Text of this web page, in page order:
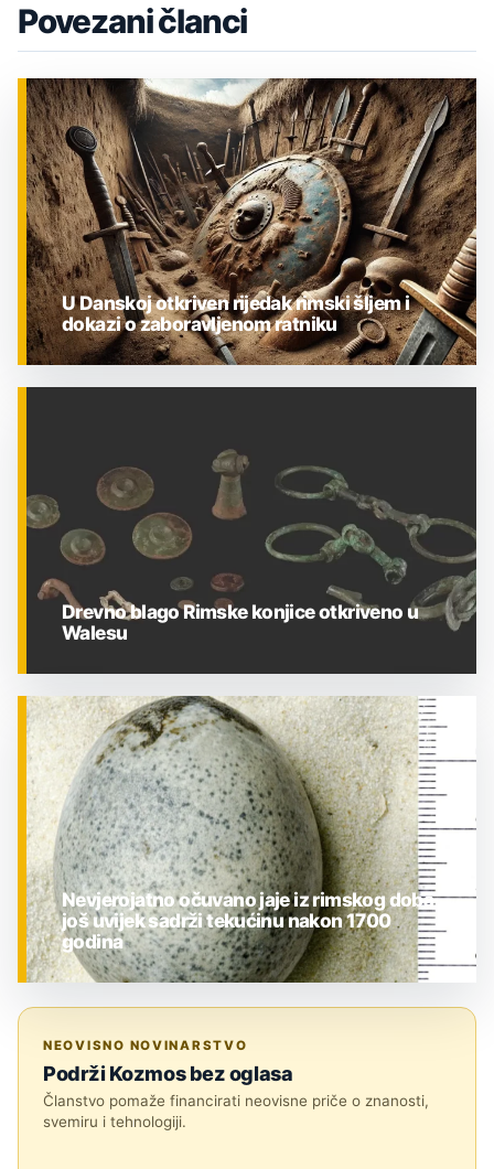
Povezani članci
U Danskoj otkriven rijedak rimski šljem i
dokazi o zaboravljenom ratniku
ZNANOST
Drevno blago Rimske konjice otkriveno u
Walesu
Nevjerojatno očuvano jaje iz rimskog doba
još uvijek sadrži tekućinu nakon 1700
godina
NEOVISNO NOVINARSTVO
Podrži Kozmos bez oglasa
Članstvo pomaže financirati neovisne priče o znanosti,
svemiru i tehnologiji.